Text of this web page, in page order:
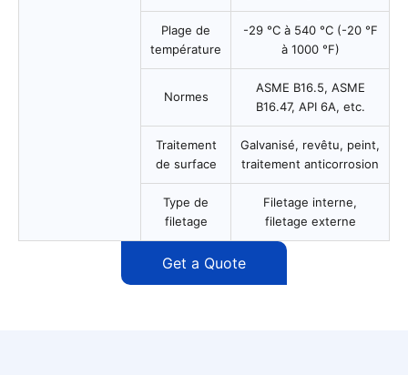
Plage de
température
-29 °C à 540 °C (-20 °F
à 1000 °F)
Normes
ASME B16.5, ASME
B16.47, API 6A, etc.
Traitement
de surface
Galvanisé, revêtu, peint,
traitement anticorrosion
Type de
filetage
Filetage interne,
filetage externe
Get a Quote